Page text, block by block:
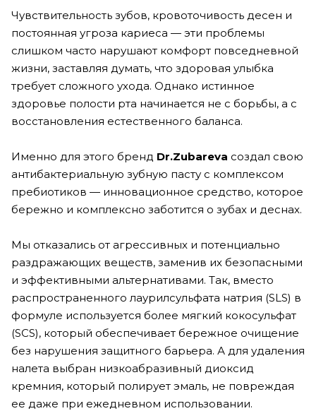
Чувствительность зубов, кровоточивость десен и
постоянная угроза кариеса — эти проблемы
слишком часто нарушают комфорт повседневной
жизни, заставляя думать, что здоровая улыбка
требует сложного ухода. Однако истинное
здоровье полости рта начинается не с борьбы, а с
восстановления естественного баланса.
Именно для этого бренд Dr.Zubareva создал свою
антибактериальную зубную пасту с комплексом
пребиотиков — инновационное средство, которое
бережно и комплексно заботится о зубах и деснах.
Мы отказались от агрессивных и потенциально
раздражающих веществ, заменив их безопасными
и эффективными альтернативами. Так, вместо
распространенного лаурилсульфата натрия (SLS) в
формуле используется более мягкий кокосульфат
(SCS), который обеспечивает бережное очищение
без нарушения защитного барьера. А для удаления
налета выбран низкоабразивный диоксид
кремния, который полирует эмаль, не повреждая
ее даже при ежедневном использовании.